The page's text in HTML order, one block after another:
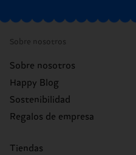
Sobre nosotros
Sobre nosotros
Happy Blog
Sostenibilidad
Regalos de empresa
Tiendas